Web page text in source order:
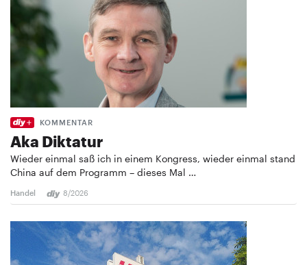
KOMMENTAR
Aka Diktatur
Wieder einmal saß ich in einem Kongress, wieder einmal stand
China auf dem Programm – dieses Mal …
Handel 8/2026